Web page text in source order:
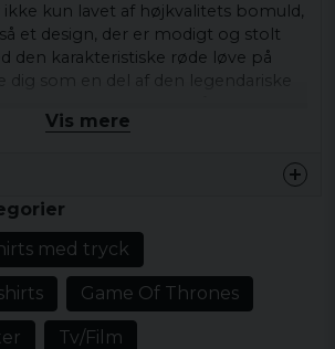
ikke kun lavet af højkvalitets bomuld,
et design, der er modigt og stolt
den karakteristiske røde løve på
dig som en del af den legendariske
føle dig lige så ubarmhjertig som
Lannister, når du bærer denne T-shirt.
godkende dit valg af
stærk, og vis verden, at du er klar
med denne officielt licenserede
T-shirt.
Vis mere
med tryck
Game Of Thrones
Tv/Film